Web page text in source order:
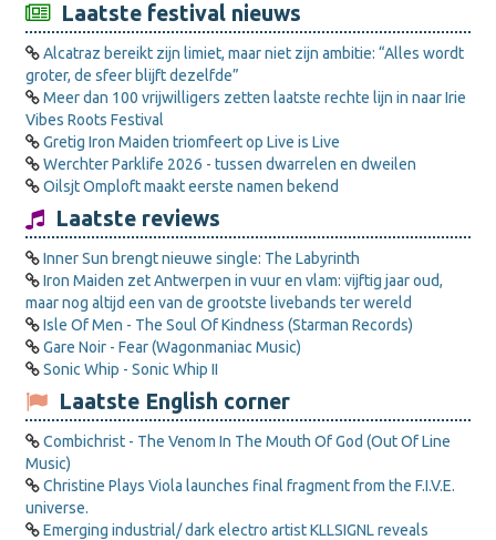
Laatste festival nieuws
Alcatraz bereikt zijn limiet, maar niet zijn ambitie: “Alles wordt
groter, de sfeer blijft dezelfde”
Meer dan 100 vrijwilligers zetten laatste rechte lijn in naar Irie
Vibes Roots Festival
Gretig Iron Maiden triomfeert op Live is Live
Werchter Parklife 2026 - tussen dwarrelen en dweilen
Oilsjt Omploft maakt eerste namen bekend
Laatste reviews
Inner Sun brengt nieuwe single: The Labyrinth
Iron Maiden zet Antwerpen in vuur en vlam: vijftig jaar oud,
maar nog altijd een van de grootste livebands ter wereld
Isle Of Men - The Soul Of Kindness (Starman Records)
Gare Noir - Fear (Wagonmaniac Music)
Sonic Whip - Sonic Whip II
Laatste English corner
Combichrist - The Venom In The Mouth Of God (Out Of Line
Music)
Christine Plays Viola launches final fragment from the F.I.V.E.
universe.
Emerging industrial/ dark electro artist KLLSIGNL reveals